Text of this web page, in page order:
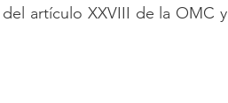
artículo XXVIII de la OMC y